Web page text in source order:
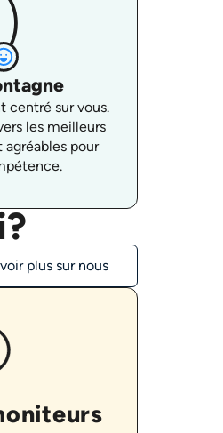
centré sur vous.
les meilleurs
agréables pour
plus sur nous